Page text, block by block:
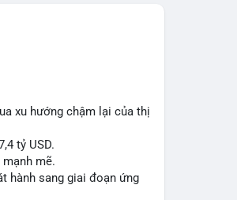
xu hướng chậm lại của thị
tỷ USD.
mẽ.
hành sang giai đoạn ứng